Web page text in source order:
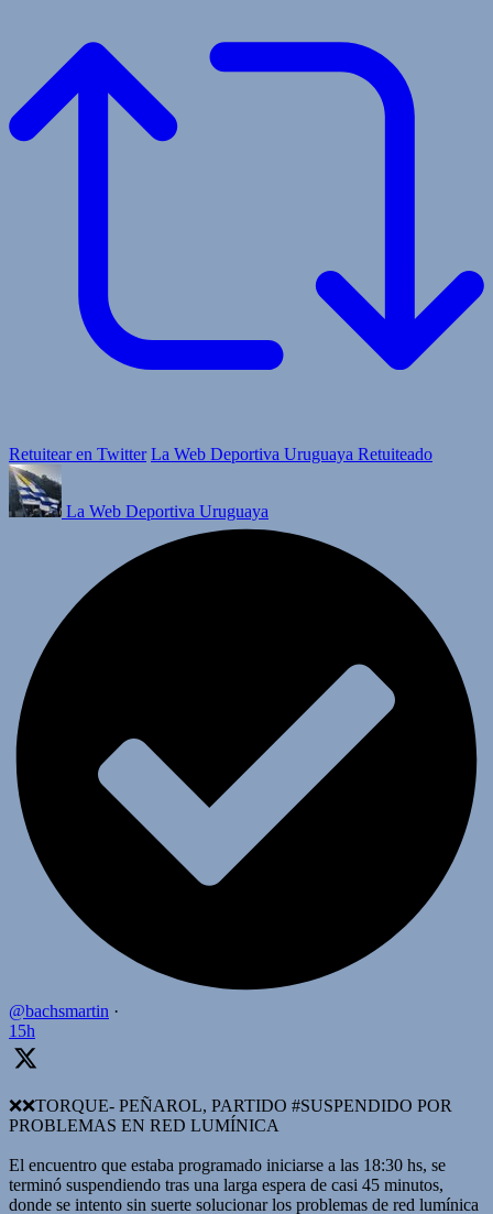
Retuitear en Twitter La Web Deportiva Uruguaya Retuiteado
La Web Deportiva Uruguaya
@bachsmartin ·
15h
❌️❌TORQUE- PEÑAROL, PARTIDO #SUSPENDIDO POR
PROBLEMAS EN RED LUMÍNICA
El encuentro que estaba programado iniciarse a las 18:30 hs, se
terminó suspendiendo tras una larga espera de casi 45 minutos,
donde se intento sin suerte solucionar los problemas de red lumínica